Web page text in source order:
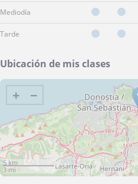
Mediodía
Tarde
Ubicación de mis clases
+ −
5 km
3 mi